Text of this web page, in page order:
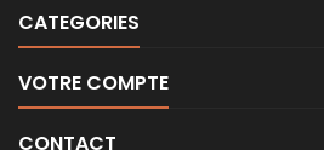
CATEGORIES
VOTRE COMPTE
CONTACT